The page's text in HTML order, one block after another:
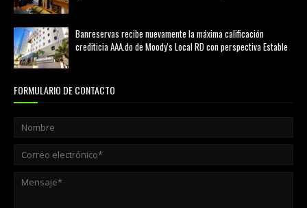
Banreservas recibe nuevamente la máxima calificación
crediticia AAA.do de Moody's Local RD con perspectiva Estable
FORMULARIO DE CONTACTO